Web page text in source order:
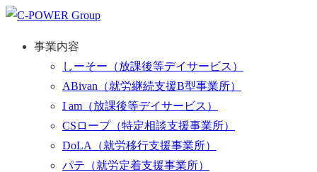
事業内容
しーそー （放課後等デイサービス）
ABivan （就労継続支援B型事業所）
I am （放課後等デイサービス）
CSロープ（特定相談支援事業所）
DoLA
（就労移行支援事業所）
パテ （就労定着支援事業所）